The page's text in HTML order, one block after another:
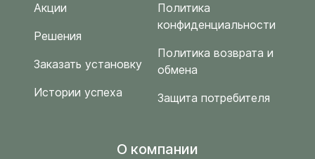
Акции
Решения
Заказать установку
Истории успеха
Политика
конфиденциальности
Политика возврата и
обмена
Защита потребителя
O компании